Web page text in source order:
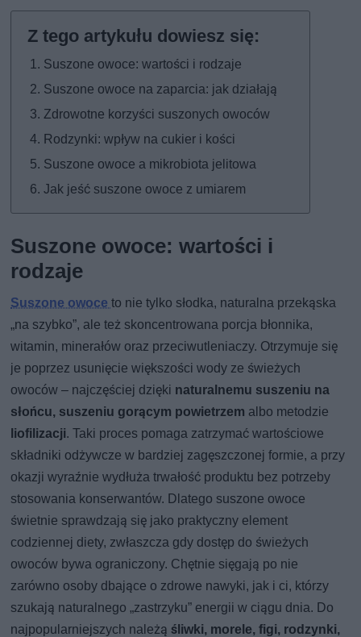
Suszone owoce: wartości i rodzaje
Suszone owoce na zaparcia: jak działają
Zdrowotne korzyści suszonych owoców
Rodzynki: wpływ na cukier i kości
Suszone owoce a mikrobiota jelitowa
Jak jeść suszone owoce z umiarem
Suszone owoce: wartości i
rodzaje
Suszone owoceto nie tylko słodka, naturalna przekąska
„na szybko”, ale też skoncentrowana porcja błonnika,
witamin, minerałów oraz przeciwutleniaczy. Otrzymuje się
je poprzez usunięcie większości wody ze świeżych
owoców – najczęściej dzięki naturalnemu suszeniu na
słońcu, suszeniu gorącym powietrzem albo metodzie
liofilizacji. Taki proces pomaga zatrzymać wartościowe
składniki odżywcze w bardziej zagęszczonej formie, a przy
okazji wyraźnie wydłuża trwałość produktu bez potrzeby
stosowania konserwantów. Dlatego suszone owoce
świetnie sprawdzają się jako praktyczny element
codziennej diety, zwłaszcza gdy dostęp do świeżych
owoców bywa ograniczony. Chętnie sięgają po nie
zarówno osoby dbające o zdrowe nawyki, jak i ci, którzy
szukają naturalnego „zastrzyku” energii w ciągu dnia. Do
najpopularniejszych należąśliwki, morele, figi, rodzynki,